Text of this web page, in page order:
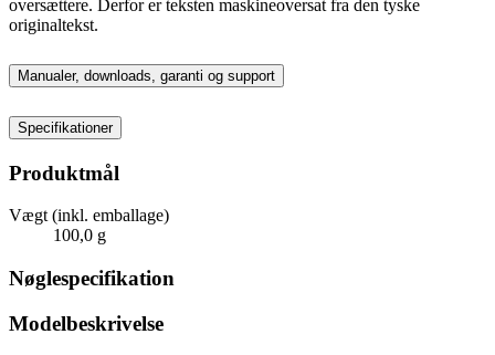
oversættere. Derfor er teksten maskineoversat fra den tyske
originaltekst.
Manualer, downloads, garanti og support
Specifikationer
Produktmål
Vægt (inkl. emballage)
100,0 g
Nøglespecifikation
Modelbeskrivelse